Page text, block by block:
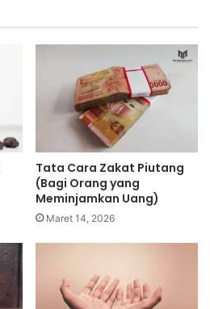
Tata Cara Zakat Piutang
(Bagi Orang yang
Meminjamkan Uang)
Maret 14, 2026